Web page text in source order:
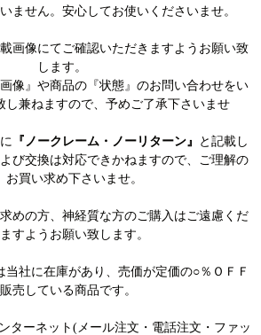
ません。安心してお使いくださいませ。
画像にてご確認いただきますようお願い致
します。
像』や商品の『状態』のお問い合わせをい
し兼ねますので、予めご了承下さいませ
『ノークレーム・ノーリターン』
と記載し
び交換は対応できかねますので、ご理解の
お買い求め下さいませ。
めの方、神経質な方のご購入はご遠慮くだ
すようお願い致します。
当社に在庫があり、売価が定価の○％ＯＦＦ
売している商品です。
ターネット(メール注文・電話注文・ファッ